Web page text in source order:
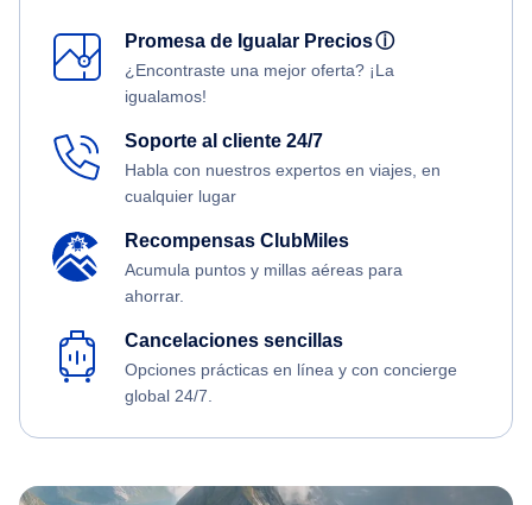
Promesa de Igualar Preciosⓘ
¿Encontraste una mejor oferta? ¡La
igualamos!
Soporte al cliente 24/7
Habla con nuestros expertos en viajes, en
cualquier lugar
Recompensas ClubMiles
Acumula puntos y millas aéreas para
ahorrar.
Cancelaciones sencillas
Opciones prácticas en línea y con concierge
global 24/7.